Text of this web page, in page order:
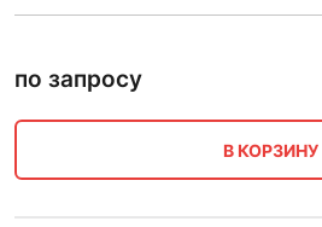
по запросу
В КОРЗИНУ